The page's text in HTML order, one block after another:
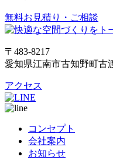
無料お見積り・ご相談
〒483-8217
愛知県江南市古知野町古
アクセス
コンセプト
会社案内
お知らせ